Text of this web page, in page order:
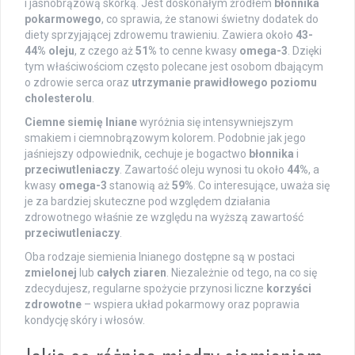
i jasnobrązową skórką. Jest doskonałym źródłem błonnika
pokarmowego, co sprawia, że stanowi świetny dodatek do
diety sprzyjającej zdrowemu trawieniu. Zawiera około 43-
44% oleju, z czego aż51% to cenne kwasy omega-3. Dzięki
tym właściwościom często polecane jest osobom dbającym
o zdrowie serca oraz utrzymanie prawidłowego poziomu
cholesterolu.
Ciemne siemię lnianewyróżnia się intensywniejszym
smakiem i ciemnobrązowym kolorem. Podobnie jak jego
jaśniejszy odpowiednik, cechuje je bogactwo błonnika i
przeciwutleniaczy. Zawartość oleju wynosi tu około 44%, a
kwasy omega-3 stanowią aż59%. Co interesujące, uważa się
je za bardziej skuteczne pod względem działania
zdrowotnego właśnie ze względu na wyższą zawartość
przeciwutleniaczy.
Oba rodzaje siemienia lnianego dostępne są w postaci
zmielonej lub całych ziaren. Niezależnie od tego, na co się
zdecydujesz, regularne spożycie przynosi liczne korzyści
zdrowotne – wspiera układ pokarmowy oraz poprawia
kondycję skóry i włosów.